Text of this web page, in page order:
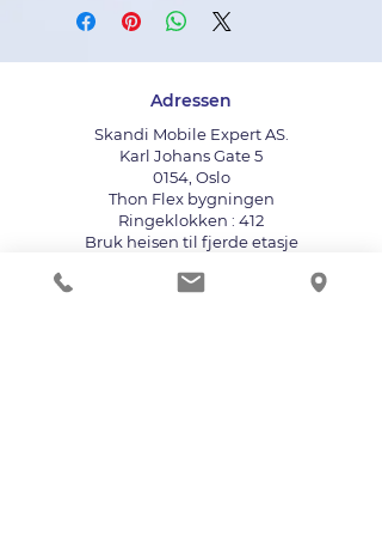
Adressen
Skandi Mobile Expert AS.
Karl Johans Gate 5
0154, Oslo
Thon Flex bygningen
Ringeklokken : 412
Bruk heisen til fjerde etasje
+47 411 11 211